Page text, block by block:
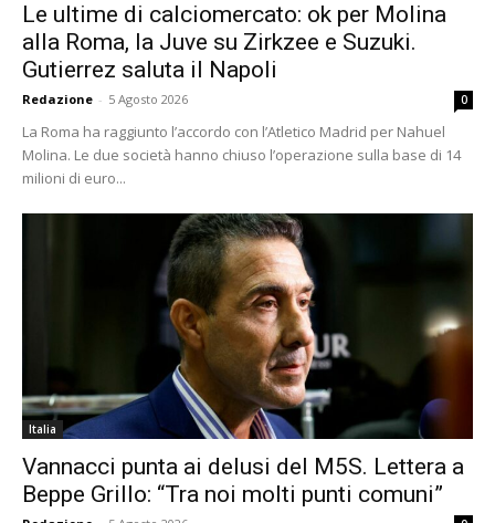
Le ultime di calciomercato: ok per Molina
alla Roma, la Juve su Zirkzee e Suzuki.
Gutierrez saluta il Napoli
Redazione - 5 Agosto 2026 0
La Roma ha raggiunto l’accordo con l’Atletico Madrid per Nahuel
Molina. Le due società hanno chiuso l’operazione sulla base di 14
milioni di euro...
Italia
Vannacci punta ai delusi del M5S. Lettera a
Beppe Grillo: “Tra noi molti punti comuni”